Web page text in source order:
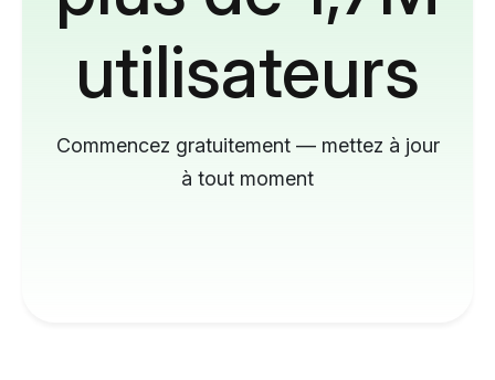
utilisateurs
Commencez gratuitement — mettez à jour
à tout moment